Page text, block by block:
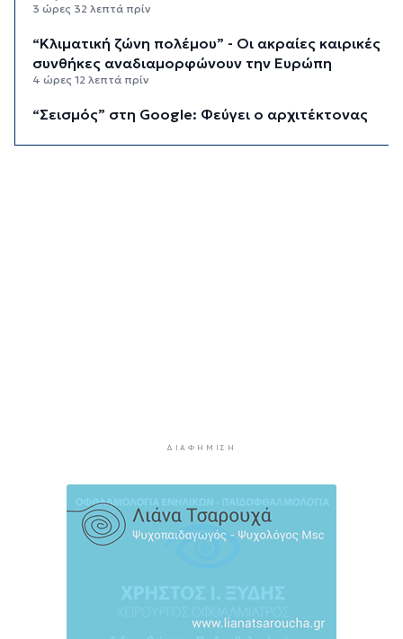
3 ώρες 32 λεπτά πρίν
“Κλιματική ζώνη πολέμου” - Οι ακραίες καιρικές
συνθήκες αναδιαμορφώνουν την Ευρώπη
4 ώρες 12 λεπτά πρίν
“Σεισμός” στη Google: Φεύγει ο αρχιτέκτονας
Αυξήθηκαν οι Έλληνες που αποφάσισαν να
διακόψουν το κάπνισμα
7 ώρες 22 λεπτά πρίν
ΔΙΑΦΉΜΙΣΗ